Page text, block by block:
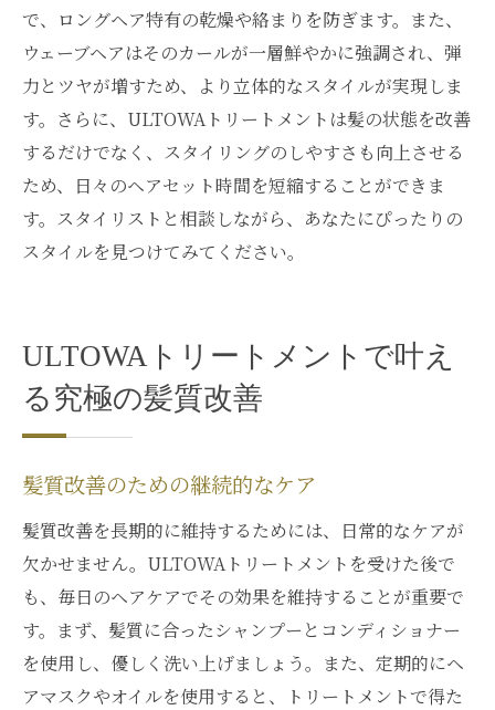
で、ロングヘア特有の乾燥や絡まりを防ぎます。また、
ウェーブヘアはそのカールが一層鮮やかに強調され、弾
力とツヤが増すため、より立体的なスタイルが実現しま
す。さらに、ULTOWAトリートメントは髪の状態を改善
するだけでなく、スタイリングのしやすさも向上させる
ため、日々のヘアセット時間を短縮することができま
す。スタイリストと相談しながら、あなたにぴったりの
スタイルを見つけてみてください。
ULTOWAトリートメントで叶え
る究極の髪質改善
髪質改善のための継続的なケア
髪質改善を長期的に維持するためには、日常的なケアが
欠かせません。ULTOWAトリートメントを受けた後で
も、毎日のヘアケアでその効果を維持することが重要で
す。まず、髪質に合ったシャンプーとコンディショナー
を使用し、優しく洗い上げましょう。また、定期的にヘ
アマスクやオイルを使用すると、トリートメントで得た